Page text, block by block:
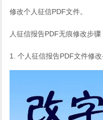
修改个人征信PDF文件。
人征信报告PDF无痕修改步骤
1. 个人征信报告PDF文件修